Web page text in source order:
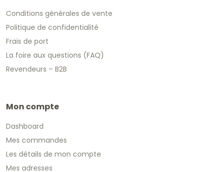
Conditions générales de vente
Politique de confidentialité
Frais de port
La foire aux questions (FAQ)
Revendeurs – B2B
Mon compte
Dashboard
Mes commandes
Les détails de mon compte
Mes adresses